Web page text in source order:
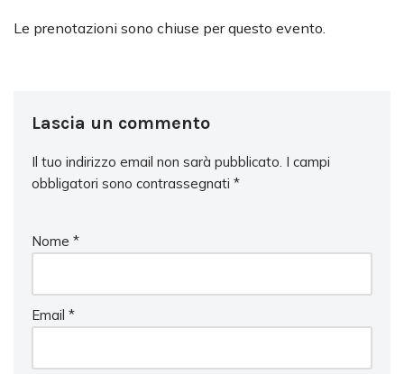
Le prenotazioni sono chiuse per questo evento.
Lascia un commento
Il tuo indirizzo email non sarà pubblicato. I campi
obbligatori sono contrassegnati *
Nome *
Email *